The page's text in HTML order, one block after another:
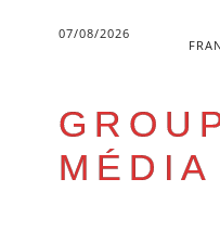
07/08/2026
MÉDIA